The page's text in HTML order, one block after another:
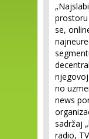
prostoru
se,
no
news
sadržaj
radio,